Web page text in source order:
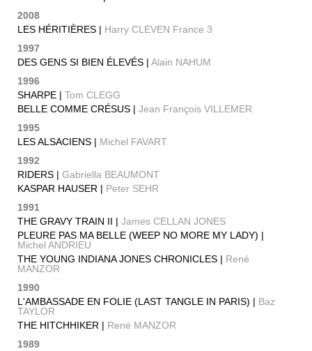
2008
LES HÉRITIÈRES | Harry CLEVEN France 3
1997
DES GENS SI BIEN ÉLEVÉS | Alain NAHUM
1996
SHARPE | Tom CLEGG
BELLE COMME CRÉSUS | Jean François VILLEMER
1995
LES ALSACIENS | Michel FAVART
1992
RIDERS | Gabriella BEAUMONT
KASPAR HAUSER | Peter SEHR
1991
THE GRAVY TRAIN II | James CELLAN JONES
PLEURE PAS MA BELLE (WEEP NO MORE MY LADY) |
Michel ANDRIEU
THE YOUNG INDIANA JONES CHRONICLES | René
MANZOR
1990
L'AMBASSADE EN FOLIE (LAST TANGLE IN PARIS) | Baz
TAYLOR
THE HITCHHIKER | René MANZOR
1989